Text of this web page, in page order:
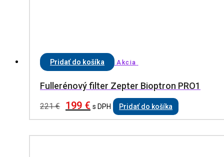
Pridať do košíka Akcia
Fullerénový filter Zepter Bioptron PRO1
221€ 199 € s DPH Pridať do košíka